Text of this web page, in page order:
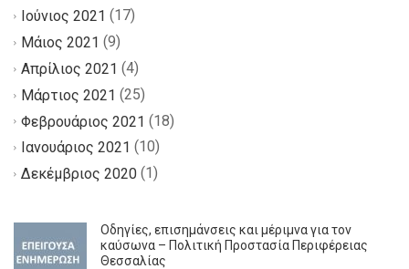
Ιούνιος 2021 (17)
Μάιος 2021 (9)
Απρίλιος 2021 (4)
Μάρτιος 2021 (25)
Φεβρουάριος 2021 (18)
Ιανουάριος 2021 (10)
Δεκέμβριος 2020 (1)
Οδηγίες, επισημάνσεις και μέριμνα για τον
καύσωνα – Πολιτική Προστασία Περιφέρειας
Θεσσαλίας